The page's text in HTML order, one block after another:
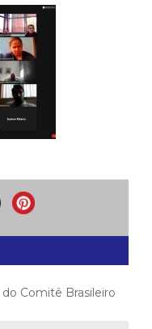
Comitê Brasileiro